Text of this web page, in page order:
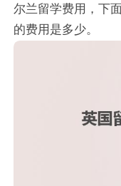
尔兰留学费用，下
的费用是多少。